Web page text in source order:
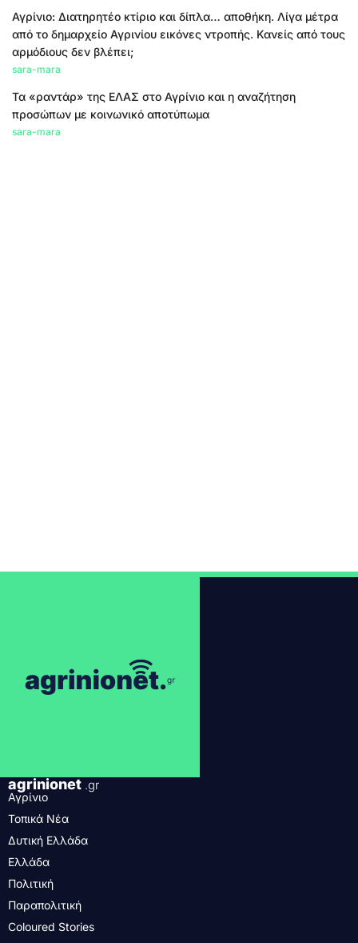
Αγρίνιο: Διατηρητέο κτίριο και δίπλα… αποθήκη. Λίγα μέτρα
από το δημαρχείο Αγρινίου εικόνες ντροπής. Κανείς από τους
αρμόδιους δεν βλέπει;
sara-mara
Τα «ραντάρ» της ΕΛΑΣ στο Αγρίνιο και η αναζήτηση
προσώπων με κοινωνικό αποτύπωμα
sara-mara
agrinionet .gr
Αγρίνιο
Τοπικά Νέα
Δυτική Ελλάδα
Ελλάδα
Πολιτική
Παραπολιτική
Coloured Stories